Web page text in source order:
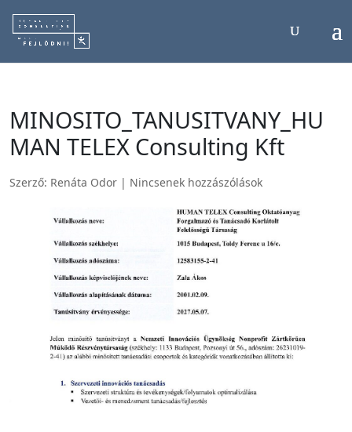
MINOSITO_TANUSITVANY_HU
MAN TELEX Consulting Kft
Szerző: Renáta Odor | Nincsenek hozzászólások